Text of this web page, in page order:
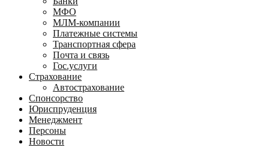
МФО
МЛМ-компании
Платежные системы
Транспортная сфера
Почта и связь
Гос.услуги
Страхование
Автострахование
Спонсорство
Юриспруденция
Менеджмент
Персоны
Новости